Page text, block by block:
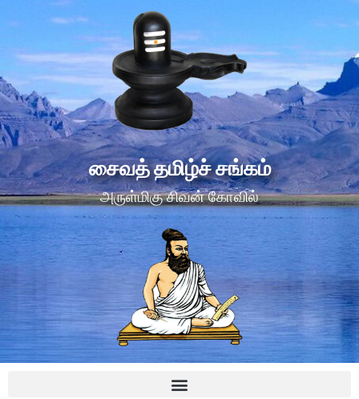
சைவத் தமிழ்ச் சங்கம்
அருள்மிகு சிவன் கோவில்